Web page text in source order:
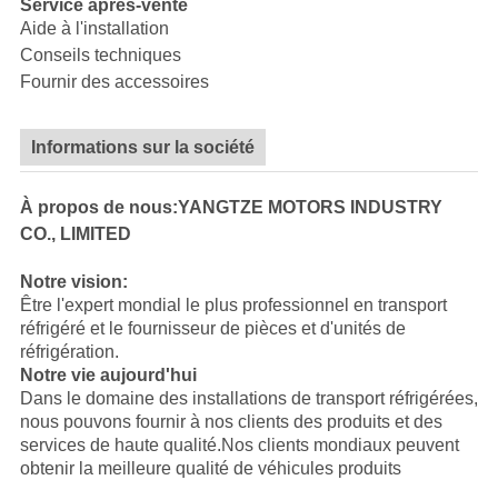
Service après-vente
Aide à l'installation
Conseils techniques
Fournir des accessoires
Informations sur la société
À propos de nous:YANGTZE MOTORS INDUSTRY
CO., LIMITED
Notre vision:
Être l'expert mondial le plus professionnel en transport
réfrigéré et le fournisseur de pièces et d'unités de
réfrigération.
Notre vie aujourd'hui
Dans le domaine des installations de transport réfrigérées,
nous pouvons fournir à nos clients des produits et des
services de haute qualité.Nos clients mondiaux peuvent
obtenir la meilleure qualité de véhicules produits